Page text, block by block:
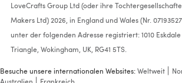
LoveCrafts Group Ltd (oder ihre
Makers Ltd) 2026, in England und Wales (Nr.
unter der folgenden Adresse registriert: 1010
Triangle, Wokingham, UK, RG41 5TS.
Besuche unsere internationalen Websites:Weltweit